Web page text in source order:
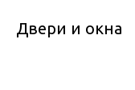
Двери и окна